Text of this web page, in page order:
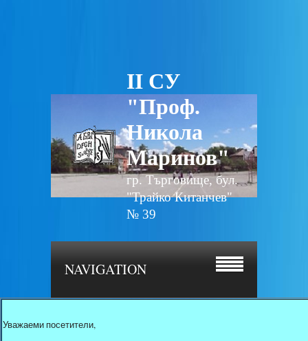
II СУ
"Проф.
Никола
Маринов"
гр. Търговище, бул.
"Трайко Китанчев"
№ 39
NAVIGATION
Уважаеми посетители,